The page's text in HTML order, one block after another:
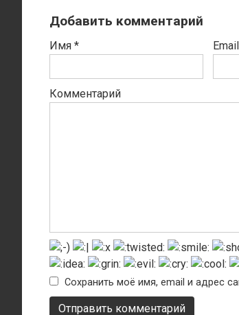
Добавить комментарий
Имя * Email
Комментарий
Сохранить моё имя, email и адрес